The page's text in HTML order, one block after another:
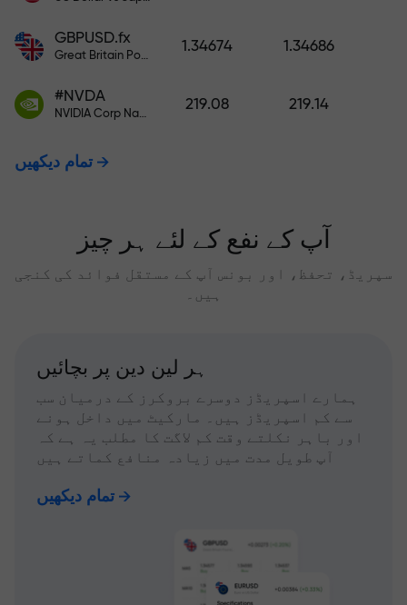
GBPUSD.fx
Great Britain Pound vs US Dollar
1.34674 1.34686
#NVDA
NVIDIA Corp Nasdaq Stock Exchange (Nasdaq) USD
219.08 219.14
تمام دیکھیں
آپ کے نفع کے لئے ہر چیز
سپریڈ، تحفظ، اور بونس آپ کے مستقل فوائد کی کنجی
ہیں۔
ہر لین دین پر بچائیں
ہمارے اسپریڈز دوسرے بروکرز کے درمیان سب
سے کم اسپریڈز ہیں۔ مارکیٹ میں داخل ہونے
اور باہر نکلتے وقت کم لاگت کا مطلب یہ ہے کہ
آپ طویل مدت میں زیادہ منافع کماتے ہیں
تمام دیکھیں